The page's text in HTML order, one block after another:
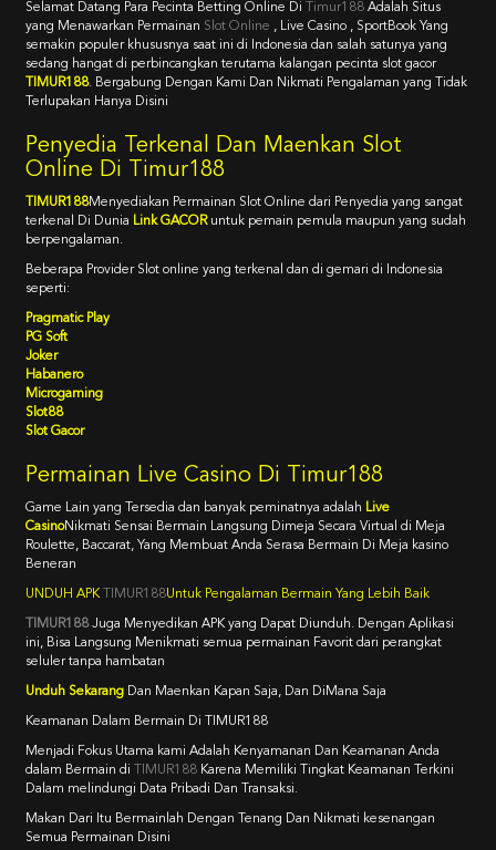
Selamat Datang Para Pecinta Betting Online Di Timur188 Adalah Situs
yang Menawarkan Permainan Slot Online , Live Casino , SportBook Yang
semakin populer khususnya saat ini di Indonesia dan salah satunya yang
sedang hangat di perbincangkan terutama kalangan pecinta slot gacor
TIMUR188. Bergabung Dengan Kami Dan Nikmati Pengalaman yang Tidak
Terlupakan Hanya Disini
Penyedia Terkenal Dan Maenkan Slot
Online Di Timur188
TIMUR188Menyediakan Permainan Slot Online dari Penyedia yang sangat
terkenal Di Dunia Link GACORuntuk pemain pemula maupun yang sudah
berpengalaman.
Beberapa Provider Slot online yang terkenal dan di gemari di Indonesia
seperti:
Pragmatic Play
PG Soft
Joker
Habanero
Microgaming
Slot88
Slot Gacor
Permainan Live Casino Di Timur188
Game Lain yang Tersedia dan banyak peminatnya adalah Live
CasinoNikmati Sensai Bermain Langsung Dimeja Secara Virtual di Meja
Roulette, Baccarat, Yang Membuat Anda Serasa Bermain Di Meja kasino
Beneran
UNDUH APK TIMUR188Untuk Pengalaman Bermain Yang Lebih Baik
TIMUR188Juga Menyedikan APK yang Dapat Diunduh. Dengan Aplikasi
ini, Bisa Langsung Menikmati semua permainan Favorit dari perangkat
seluler tanpa hambatan
Unduh Sekarang Dan Maenkan Kapan Saja, Dan DiMana Saja
Keamanan Dalam Bermain Di TIMUR188
Menjadi Fokus Utama kami Adalah Kenyamanan Dan Keamanan Anda
dalam Bermain di
TIMUR188 Karena Memiliki Tingkat Keamanan Terkini
Dalam melindungi Data Pribadi Dan Transaksi.
Makan Dari Itu Bermainlah Dengan Tenang Dan Nikmati kesenangan
Semua Permainan Disini